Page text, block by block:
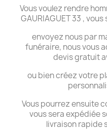
Vous voulez rendre
GAURIAGUET 33 ,
envoyez nous par
funéraire, nous vous
devis gratuit
ou bien créez votre
Vous pourrez ensuite
vous sera expédiée
livraison rapide